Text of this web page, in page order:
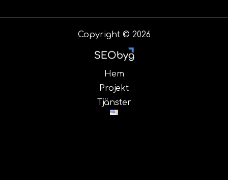
Copyright © 2026
Hem
Projekt
Tjänster